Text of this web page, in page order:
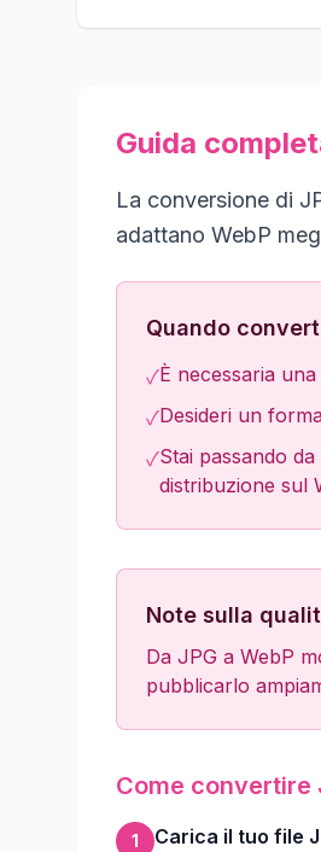
Guida
La conversione di
adattano WebP
Quando
✓È necessaria
✓Desideri un
✓Stai passando
distribuzione sul
Note sulla
Da JPG a WebP
pubblicarlo
Come convertire
1
Carica il tuo file